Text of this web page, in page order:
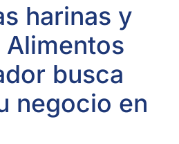
harinas y
busca
negocio en